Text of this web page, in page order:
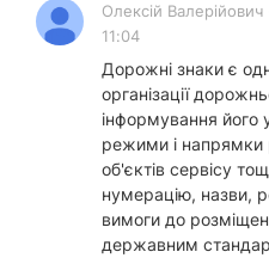
Олексій Валерійович
11:04
Дорожні знаки є
організації
інформування його
режими і напрямки
об'єктів сервісу
нумерацію, назви,
вимоги до
державним